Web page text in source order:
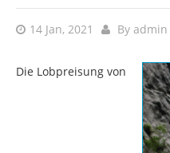
14 Jan, 2021 By admin
Die Lobpreisung von